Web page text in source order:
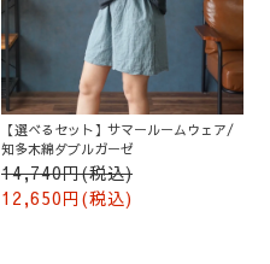
【選べるセット】サマールームウェア/
知多木綿ダブルガーゼ
14,740円(税込)
12,650円(税込)